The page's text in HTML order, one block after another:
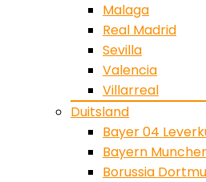
Malaga
Real Madrid
Sevilla
Valencia
Villarreal
Duitsland
Bayer 04
Bayern
Borussia